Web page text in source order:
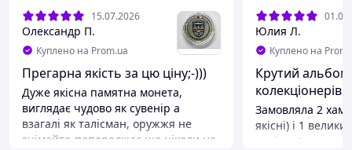
15.07.2026
Олександр П.
Куплено на Prom.ua
Прегарна якість за цю ціну;-)))
Дуже якісна памятна монета,
виглядає чудово як сувенір а
взагалі як талісман, оружжя не
знімайте-попереджає що ніколи не
Юлия Л.
Куплено на
Крутий альбом
колекціонерів
Замовляла 2
якісні) і 1 великий. Великий на